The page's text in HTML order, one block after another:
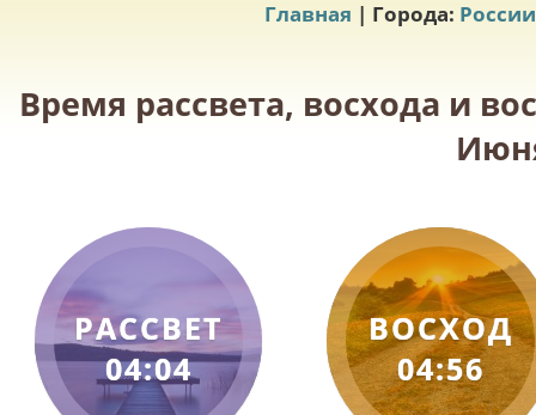
Главная | Города: России
Время рассвета, восхода и
РАССВЕТ
04:04
ВОСХОД
04:56